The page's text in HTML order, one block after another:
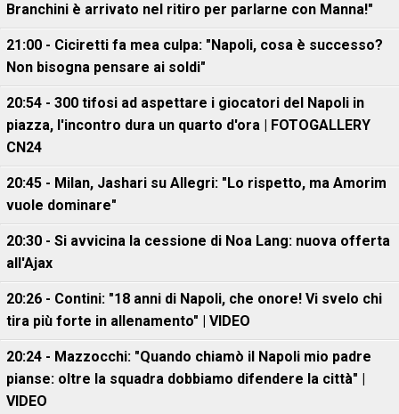
Branchini è arrivato nel ritiro per parlarne con Manna!"
21:00 - Ciciretti fa mea culpa: "Napoli, cosa è successo?
Non bisogna pensare ai soldi"
20:54 - 300 tifosi ad aspettare i giocatori del Napoli in
piazza, l'incontro dura un quarto d'ora | FOTOGALLERY
CN24
20:45 - Milan, Jashari su Allegri: "Lo rispetto, ma Amorim
vuole dominare"
20:30 - Si avvicina la cessione di Noa Lang: nuova offerta
all'Ajax
20:26 - Contini: "18 anni di Napoli, che onore! Vi svelo chi
tira più forte in allenamento" | VIDEO
20:24 - Mazzocchi: "Quando chiamò il Napoli mio padre
pianse: oltre la squadra dobbiamo difendere la città" |
VIDEO